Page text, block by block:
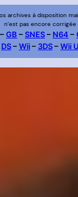
archives à disposition
n’est pas encore corrigée
GB –SNES– N64 –
DS–Wii– 3DS–Wii U